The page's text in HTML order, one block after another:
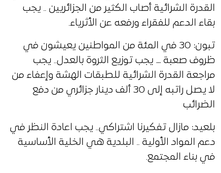
القدرة الشرائية أصاب الكثير من الجزائريين .. يجب
بقاء الدعم للفقراء ورفعه عن الأثرياء.
تبون: 30 في المئة من المواطنين يعيشون في
ظروف صعبة … يجب توزيع الثروة بالعدل.. يجب
مراجعة القدرة الشرائية للطبقات الهشة وإعفاء من
لا يصل راتبه إلى 30 ألف دينار جزائري من دفع
الضرائب
بلعيد: مازال تفكيرنا اشتراكي.. يجب اعادة النظر في
دعم المواد الأولية .. البلدية هي الخلية الأساسية
في بناء المجتمع.